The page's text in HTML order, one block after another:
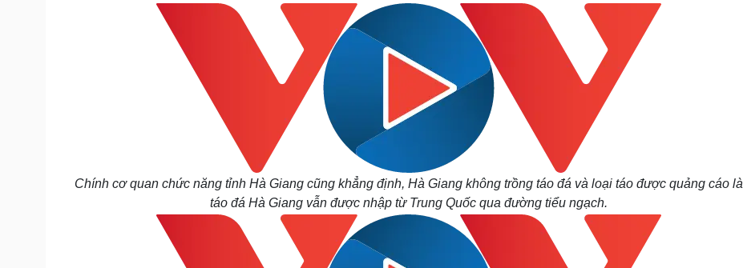
Chính cơ quan chức năng tỉnh Hà Giang cũng khẳng định, Hà Giang không trồng táo đá và loại táo được quảng cáo là
táo đá Hà Giang vẫn được nhập từ Trung Quốc qua đường tiểu ngạch.